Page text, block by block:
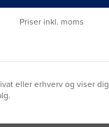
Priser inkl. moms
eller erhverv og viser